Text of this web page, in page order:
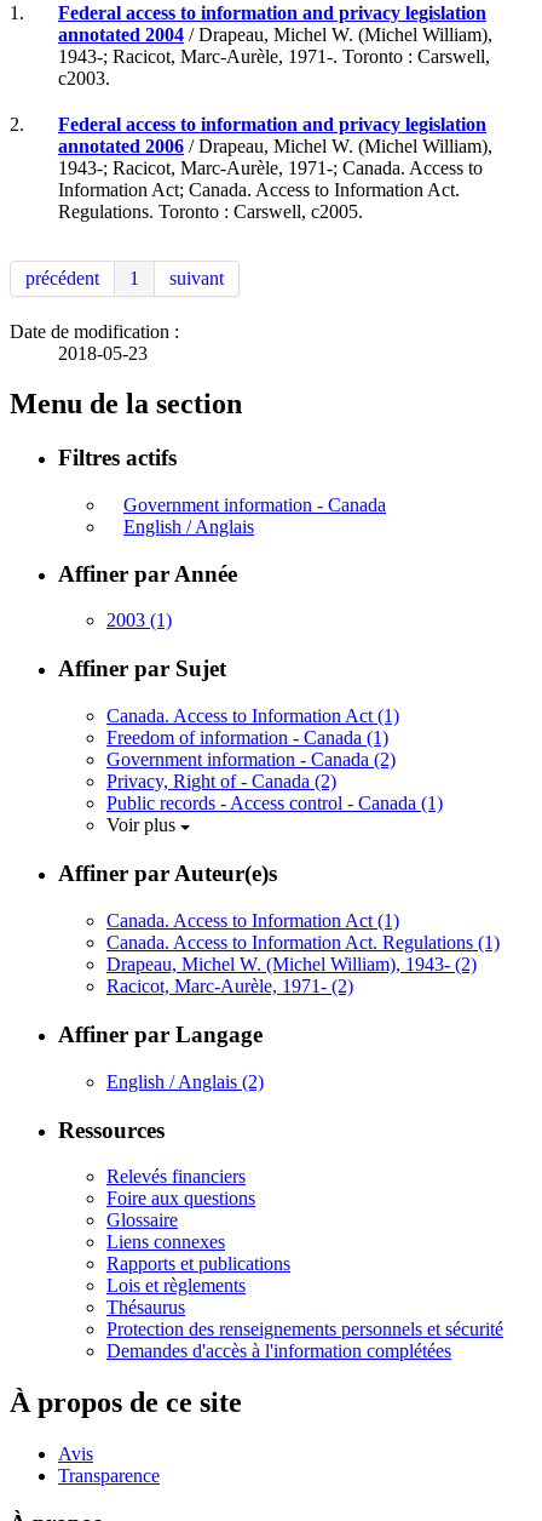
1.
Federal access to information and privacy legislation
annotated 2004 / Drapeau, Michel W. (Michel William),
1943-; Racicot, Marc-Aurèle, 1971-. Toronto : Carswell,
c2003.
2.
Federal access to information and privacy legislation
annotated 2006 / Drapeau, Michel W. (Michel William),
1943-; Racicot, Marc-Aurèle, 1971-; Canada. Access to
Information Act; Canada. Access to Information Act.
Regulations. Toronto : Carswell, c2005.
précédent 1 suivant
Date de modification :
2018-05-23
Menu de la section
Filtres actifs
Government information - Canada
English / Anglais
Affiner par Année
2003 (1)
Affiner par Sujet
Canada. Access to Information Act (1)
Freedom of information - Canada (1)
Government information - Canada (2)
Privacy, Right of - Canada (2)
Public records - Access control - Canada (1)
Voir plus
Affiner par Auteur(e)s
Canada. Access to Information Act (1)
Canada. Access to Information Act. Regulations (1)
Drapeau, Michel W. (Michel William), 1943- (2)
Racicot, Marc-Aurèle, 1971- (2)
Affiner par Langage
English / Anglais (2)
Ressources
Relevés financiers
Foire aux questions
Glossaire
Liens connexes
Rapports et publications
Lois et règlements
Thésaurus
Protection des renseignements personnels et sécurité
Demandes d'accès à l'information complétées
À propos de ce site
Avis
Transparence